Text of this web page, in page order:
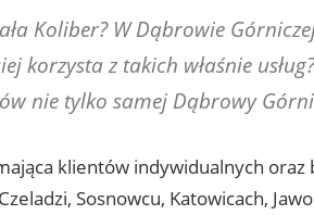
Koliber? W Dąbrowie
korzysta z takich właśnie
nie tylko samej Dąbrowy
klientów indywidualnych oraz
Sosnowcu, Katowicach,